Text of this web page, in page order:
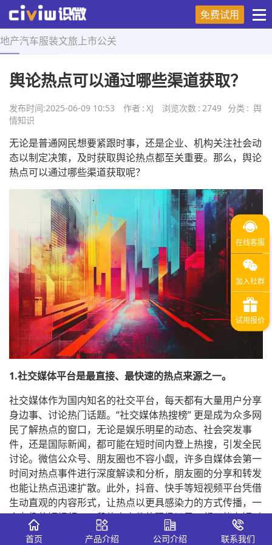
免费试用
地产汽车服装文旅 上市公关
首页 > 舆情知识 > 正文
舆论热点可以通过哪些渠道获取？
发布时间:2025-06-09 10:53 作者 : XJ 浏览次数 : 2749 分类 : 舆
情知识
无论是普通网民想要紧跟时事，还是企业、机构关注社会动
态以制定决策，及时获取舆论热点都至关重要。那么，舆论
热点可以通过哪些渠道获取呢？
1.社交媒体平台是最直接、最快速的热点来源之一。
社交媒体作为国内知名的社交平台，每天都有大量用户分享
身边事、讨论热门话题。“社交媒体热搜榜” 更是成为众多网
民了解热点的窗口，无论是娱乐明星的动态、社会突发事
件，还是国际新闻，都可能在短时间内登上热搜，引发全民
讨论。微信公众号、朋友圈也不容小觑，许多自媒体会第一
时间对热点事件进行深度解读和分析，朋友圈的分享和转发
也能让热点迅速扩散。此外，抖音、快手等短视频平台凭借
生动直观的内容形式，让热点以更具感染力的方式传播，一
个有趣的短视频、一段热点事件的现场记录，都可能在短时
间内收获大量关注和点赞，从而成为舆论焦点。
首页 产品介绍 公司介绍 联系我们